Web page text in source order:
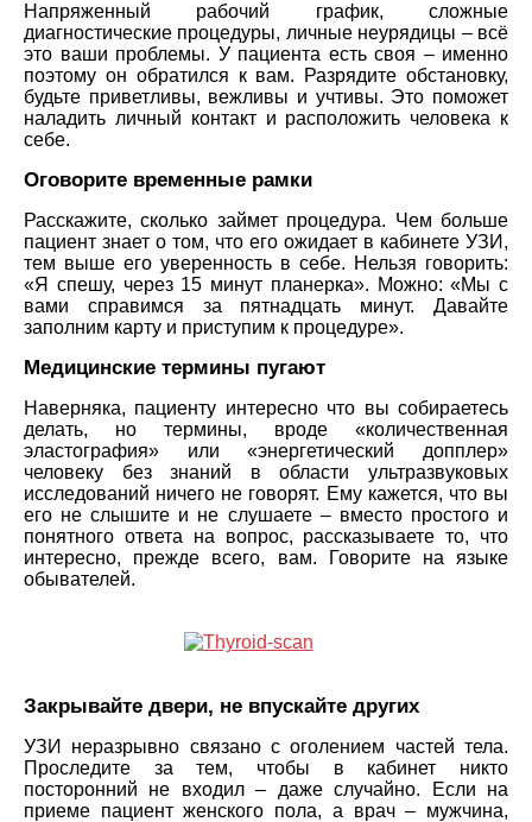
Напряженный рабочий график, сложные
диагностические процедуры, личные неурядицы – всё
это ваши проблемы. У пациента есть своя – именно
поэтому он обратился к вам. Разрядите обстановку,
будьте приветливы, вежливы и учтивы. Это поможет
наладить личный контакт и расположить человека к
себе.
Оговорите временные рамки
Расскажите, сколько займет процедура. Чем больше
пациент знает о том, что его ожидает в кабинете УЗИ,
тем выше его уверенность в себе. Нельзя говорить:
«Я спешу, через 15 минут планерка». Можно: «Мы с
вами справимся за пятнадцать минут. Давайте
заполним карту и приступим к процедуре».
Медицинские термины пугают
Наверняка, пациенту интересно что вы собираетесь
делать, но термины, вроде «количественная
эластография» или «энергетический допплер»
человеку без знаний в области ультразвуковых
исследований ничего не говорят. Ему кажется, что вы
его не слышите и не слушаете – вместо простого и
понятного ответа на вопрос, рассказываете то, что
интересно, прежде всего, вам. Говорите на языке
обывателей.
Закрывайте двери, не впускайте других
УЗИ неразрывно связано с оголением частей тела.
Проследите за тем, чтобы в кабинет никто
посторонний не входил – даже случайно. Если на
приеме пациент женского пола, а врач – мужчина,